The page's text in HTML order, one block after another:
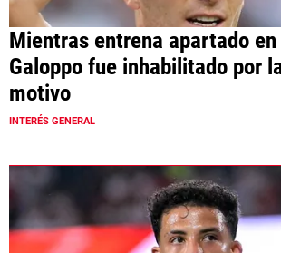
Mientras entrena apartado en
Galoppo fue inhabilitado por
motivo
INTERÉS GENERAL